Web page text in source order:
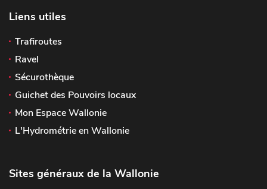
Liens utiles
Trafiroutes
Ravel
Sécurothèque
Guichet des Pouvoirs locaux
Mon Espace Wallonie
L'Hydrométrie en Wallonie
Sites généraux de la Wallonie